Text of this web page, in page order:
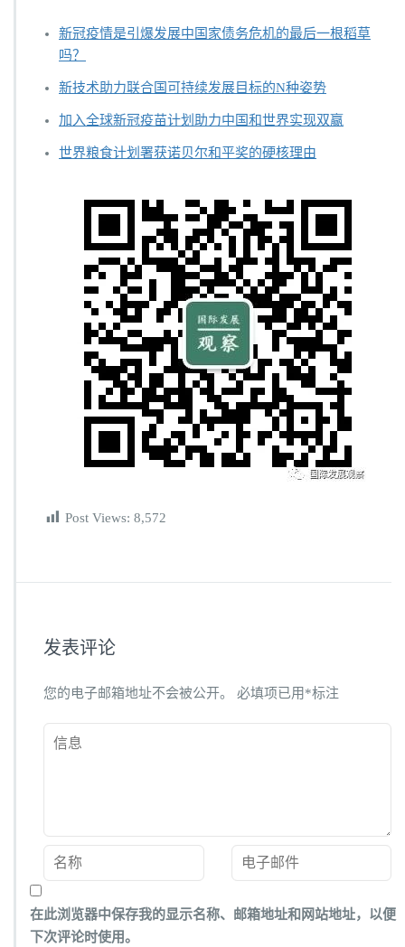
新冠疫情是引爆发展中国家债务危机的最后一根稻草
吗？
新技术助力联合国可持续发展目标的N种姿势
加入全球新冠疫苗计划助力中国和世界实现双赢
世界粮食计划署获诺贝尔和平奖的硬核理由
Post Views: 8,572
发表评论
您的电子邮箱地址不会被公开。 必填项已用*标注
在此浏览器中保存我的显示名称、邮箱地址和网站地址，以便
下次评论时使用。